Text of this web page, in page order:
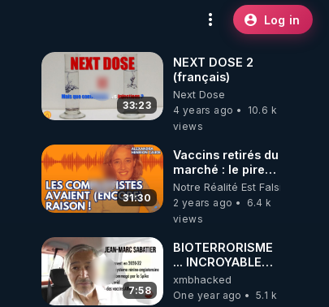
Log in
33:23
NEXT DOSE 2
(français)
Next Dose
4 years ago
10.6 k
views
31:30
Vaccins retirés du
marché : le pire
reste à venir ! -
Alexandra
Henrion Caude
Notre Réalité Est Falsifiée Et
2 years ago
6.4 k
views
7:58
BIOTERRORISME
... INCROYABLE
DECLARATIONS
DU DIRECTEUR
xmbhacked
One year ago
5.1 k